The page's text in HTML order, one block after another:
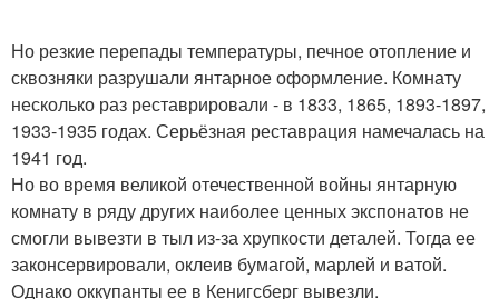
Но резкие перепады температуры, печное отопление и
сквозняки разрушали янтарное оформление. Комнату
несколько раз реставрировали - в 1833, 1865, 1893-1897,
1933-1935 годах. Серьёзная реставрация намечалась на
1941 год.
Но во время великой отечественной войны янтарную
комнату в ряду других наиболее ценных экспонатов не
смогли вывезти в тыл из-за хрупкости деталей. Тогда ее
законсервировали, оклеив бумагой, марлей и ватой.
Однако оккупанты ее в Кенигсберг вывезли.